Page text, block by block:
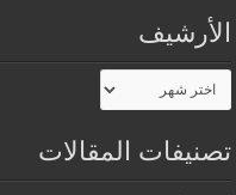
الأرشيف
الأرشيف
تصنيفات المقالات